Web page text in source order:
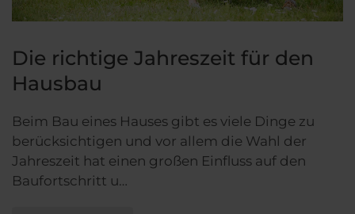
Die richtige Jahreszeit für den
Hausbau
Beim Bau eines Hauses gibt es viele Dinge zu
berücksichtigen und vor allem die Wahl der
Jahreszeit hat einen großen Einfluss auf den
Baufortschritt u…